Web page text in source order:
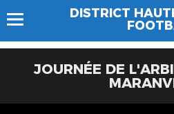
DISTRICT
JOURNÉE DE